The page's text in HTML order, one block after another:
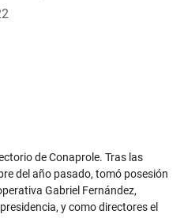
de Conaprole. Tras las
del año pasado, tomó posesión
Gabriel Fernández,
y como directores el